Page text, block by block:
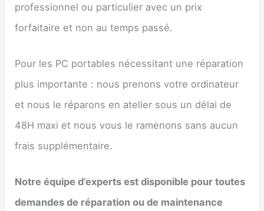
professionnel ou particulier avec un prix
forfaitaire et non au temps passé.
Pour les PC portables nécessitant une réparation
plus importante : nous prenons votre ordinateur
et nous le réparons en atelier sous un délai de
48H maxi et nous vous le ramenons sans aucun
frais supplémentaire.
Notre équipe d’experts est disponible pour toutes
demandes de réparation ou de maintenance